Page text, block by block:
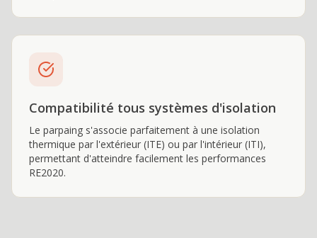
Compatibilité tous systèmes d'isolation
Le parpaing s'associe parfaitement à une isolation
thermique par l'extérieur (ITE) ou par l'intérieur (ITI),
permettant d'atteindre facilement les performances
RE2020.